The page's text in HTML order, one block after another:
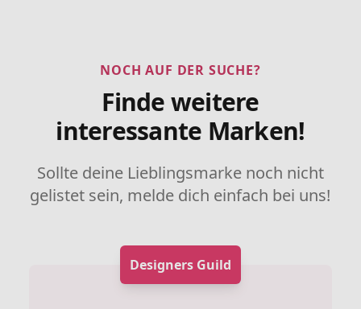
NOCH AUF DER SUCHE?
Finde weitere
interessante Marken!
Sollte deine Lieblingsmarke noch nicht
gelistet sein, melde dich einfach bei uns!
Designers Guild